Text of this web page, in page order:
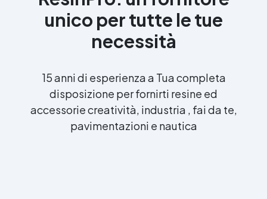
unico per tutte le tue
necessità
15 anni di esperienza a Tua completa
disposizione per fornirti resine ed
accessorie creatività, industria , fai da te,
pavimentazioni e nautica